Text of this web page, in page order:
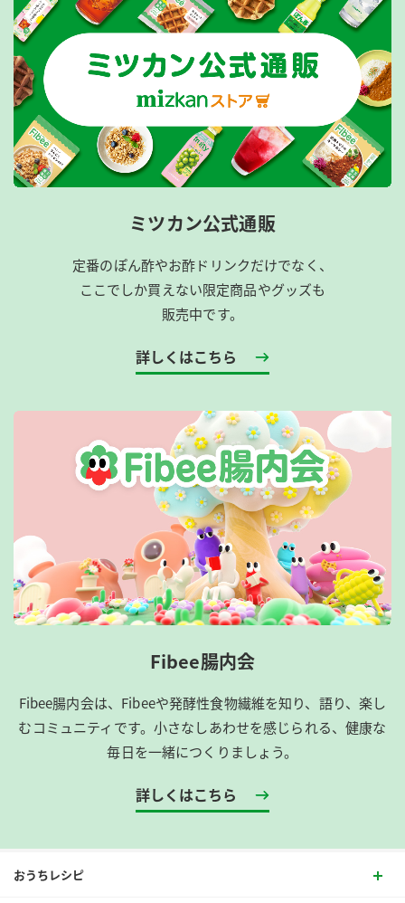
ミツカン公式通販
定番のぽん酢やお酢ドリンクだけでなく、
ここでしか買えない限定商品やグッズも
販売中です。
詳しくはこちら
Fibee腸内会
Fibee腸内会は、​Fibeeや発酵性食物繊維を知り、語り、楽し
むコミュニティです。​小さなしあわせを感じられる、健康な
毎日を一緒につくりましょう。
詳しくはこちら
おうちレシピ